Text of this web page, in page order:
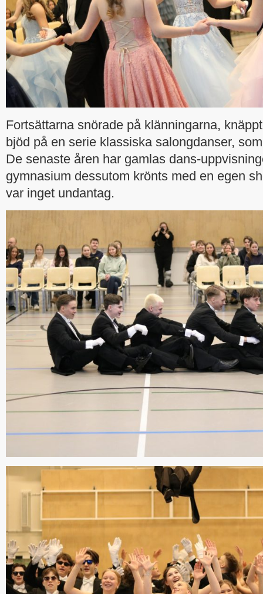
Fortsättarna snörade på klänningarna,
bjöd på en serie klassiska salongdanser,
De senaste åren har gamlas dans-
gymnasium dessutom krönts med en egen
var inget undantag.